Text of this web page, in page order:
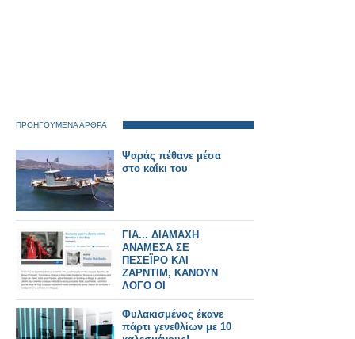
ΠΡΟΗΓΟΥΜΕΝΑ ΑΡΘΡΑ
Ψαράς πέθανε μέσα
στο καΐκι του
ΓΙΑ... ΔΙΑΜΑΧΗ
ΑΝΑΜΕΣΑ ΣΕ
ΠΕΣΕΪΡΟ ΚΑΙ
ΖΑΡΝΤΙΜ, ΚΑΝΟΥΝ
ΛΟΓΟ ΟΙ
ΠΟΡΤΟΓΑΛΟΙ
Φυλακισμένος έκανε
πάρτι γενεθλίων με 10